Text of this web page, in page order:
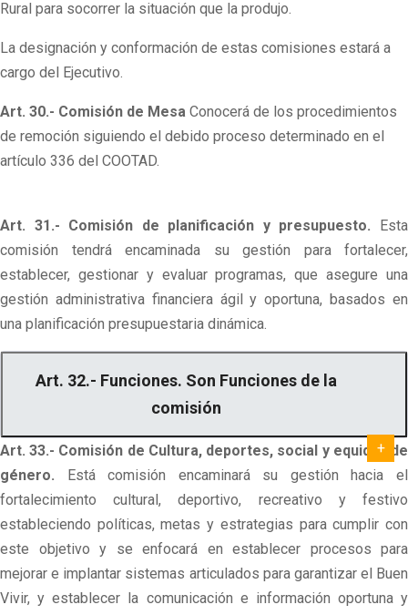
Rural para socorrer la situación que la produjo.
La designación y conformación de estas comisiones estará a
cargo del Ejecutivo.
Art. 30.- Comisión de Mesa Conocerá de los procedimientos
de remoción siguiendo el debido proceso determinado en el
artículo 336 del COOTAD.
Art. 31.- Comisión de planificación y presupuesto. Esta
comisión tendrá encaminada su gestión para fortalecer,
establecer, gestionar y evaluar programas, que asegure una
gestión administrativa financiera ágil y oportuna, basados en
una planificación presupuestaria dinámica.
Art. 32.- Funciones. Son Funciones de la
comisión
Art. 33.- Comisión de Cultura, deportes, social y equidad de
género. Está comisión encaminará su gestión hacia el
fortalecimiento cultural, deportivo, recreativo y festivo
estableciendo políticas, metas y estrategias para cumplir con
este objetivo y se enfocará en establecer procesos para
mejorar e implantar sistemas articulados para garantizar el Buen
Vivir, y establecer la comunicación e información oportuna y